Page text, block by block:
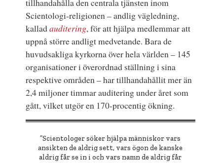
tillhandahålla den centrala tjänsten inom
Scientologi-religionen – andlig vägledning,
kalladauditering, för att hjälpa medlemmar att
uppnå större andligt medvetande. Bara de
huvudsakliga kyrkorna över hela världen – 145
organisationer i överordnad ställning i sina
respektive områden – har tillhandahållit mer än
2,4 miljoner timmar auditering under året som
gått, vilket utgör en 170-procentig ökning.
”Scientologer söker hjälpa människor vars
ansikten de aldrig sett, vars ögon de kanske
aldrig får se in i och vars namn de aldrig får